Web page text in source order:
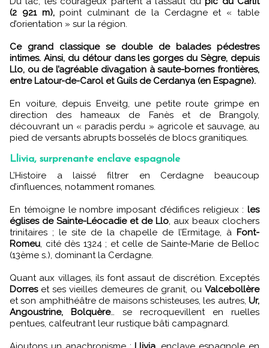
(2 921 m),point culminant de la Cerdagne et « table
d’orientation » sur la région.
Ce grand classique se double de balades pédestres
intimes. Ainsi, du détour dans les gorges du Sègre, depuis
Llo, ou de l’agréable divagation à saute-bornes frontières,
entre Latour-de-Carol et Guils de Cerdanya (en Espagne).
En voiture, depuis Enveitg, une petite route grimpe en
direction des hameaux de Fanès et de Brangoly,
découvrant un « paradis perdu » agricole et sauvage, au
pied de versants abrupts bosselés de blocs granitiques.
Llivia, surprenante enclave espagnole
L’Histoire a laissé filtrer en Cerdagne beaucoup
d’influences, notamment romanes.
En témoigne le nombre imposant d’édifices religieux : les
églises de Sainte-Léocadie et de Llo, aux beaux clochers
trinitaires ; le site de la chapelle de l’Ermitage, à Font-
Romeu, cité dès 1324 ; et celle de Sainte-Marie de Belloc
(13ème s.), dominant la Cerdagne.
Quant aux villages, ils font assaut de discrétion. Exceptés
Dorreset ses vieilles demeures de granit, ou Valcebollère
et son amphithéâtre de maisons schisteuses, les autres, Ur,
Angoustrine, Bolquère… se recroquevillent en ruelles
pentues, calfeutrant leur rustique bâti campagnard.